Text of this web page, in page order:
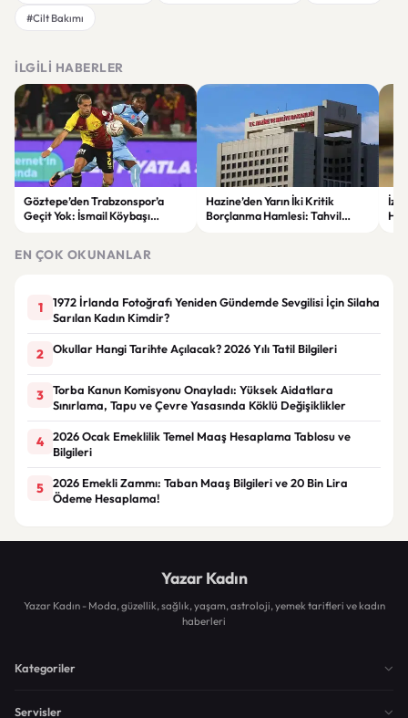
#Cilt Bakımı
İLGILI HABERLER
Göztepe’den Trabzonspor’a
Geçit Yok: İsmail Köybaşı
Hazine’den Yarın İki Kritik
Borçlanma Hamlesi: Tahvil
EN ÇOK OKUNANLAR
1
1972 İrlanda Fotoğrafı Yeniden Gündemde Sevgilisi İçin Silaha
Sarılan Kadın Kimdir?
2 Okullar Hangi Tarihte Açılacak? 2026 Yılı Tatil Bilgileri
3
Torba Kanun Komisyonu Onayladı: Yüksek Aidatlara
Sınırlama, Tapu ve Çevre Yasasında Köklü Değişiklikler
4
2026 Ocak Emeklilik Temel Maaş Hesaplama Tablosu ve
Bilgileri
5
2026 Emekli Zammı: Taban Maaş Bilgileri ve 20 Bin Lira
Ödeme Hesaplama!
Yazar Kadın
Yazar Kadın - Moda, güzellik, sağlık, yaşam, astroloji, yemek tarifleri ve kadın
haberleri
Kategoriler
Servisler